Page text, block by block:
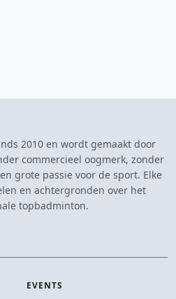
2010 en wordt gemaakt door
commercieel oogmerk, zonder
grote passie voor de sport. Elke
en achtergronden over het
topbadminton.
EVENTS